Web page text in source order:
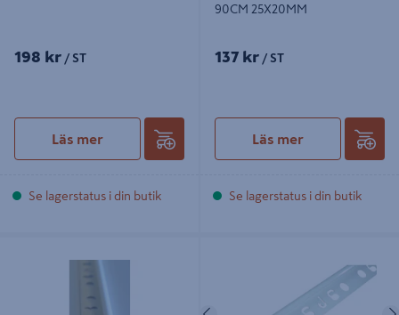
198 kr / ST
Läs mer
Se lagerstatus i din butik
90CM 25X20MM
137 kr / ST
Läs mer
Se lagerstatus i din butik
PVC BRUTEN, VIT 12MM 2.5M
PVC BRUTEN, VIT 6MM 2.5M
Föregående